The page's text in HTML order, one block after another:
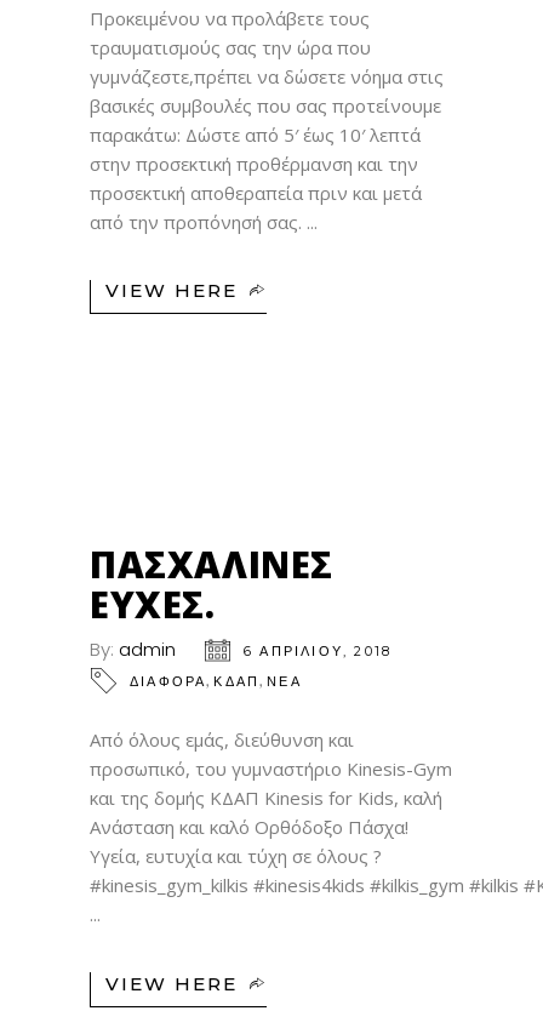
Προκειμένου να προλάβετε τους
τραυματισμούς σας την ώρα που
γυμνάζεστε,πρέπει να δώσετε νόημα στις
βασικές συμβουλές που σας προτείνουμε
παρακάτω: Δώστε από 5′ έως 10′ λεπτά
στην προσεκτική προθέρμανση και την
προσεκτική αποθεραπεία πριν και μετά
από την προπόνησή σας.
VIEW HERE
ΠΑΣΧΑΛΙΝΈΣ
ΕΥΧΈΣ.
By: admin
6 ΑΠΡΙΛΊΟΥ, 2018
ΔΙΑΦΟΡΑ,ΚΔΑΠ,ΝΕΑ
Από όλους εμάς, διεύθυνση και
προσωπικό, του γυμναστήριο Kinesis-Gym
και της δομής ΚΔΑΠ Kinesis for Kids, καλή
Ανάσταση και καλό Ορθόδοξο Πάσχα!
Υγεία, ευτυχία και τύχη σε όλους ?
#kinesis_gym_kilkis #kinesis4kids #kilkis_gym #kilkis
VIEW HERE